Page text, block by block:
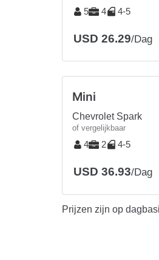
5 4 4-5
USD 26.29/Dag
Mini
Chevrolet Spark
of vergelijkbaar
4 2 4-5
USD 36.93/Dag
Prijzen zijn op